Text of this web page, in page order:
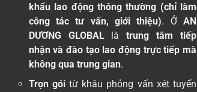
khẩu lao động thông thường (chỉ làm
công tác tư vấn, giới thiệu). ỞAN
DƯƠNG GLOBALlàtrung tâm tiếp
nhận và đào tạo lao động trực tiếp mà
không qua trung gian.
Trọn góitừ khâu phỏng vấn xét tuyển